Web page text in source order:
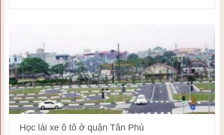
Học lái xe ô tô ở quận Tân Phú